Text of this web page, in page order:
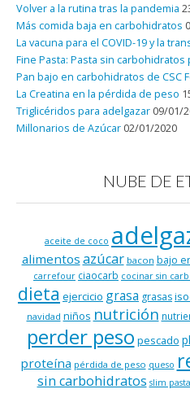
Volver a la rutina tras la pandemia
Más comida baja en carbohidratos
La vacuna para el COVID-19 y la
Fine Pasta: Pasta sin carbohidratos
Pan bajo en carbohidratos de CSC
La Creatina en la pérdida de peso
Triglicéridos para adelgazar 09/01/
Millonarios de Azúcar 02/01/2020
NUBE DE
aceite de coco
alimentos azúcar bacon bajo
carrefour ciaocarb cocinar sin
dieta ejercicio grasa grasas
navidad niños nutrición
perder peso pescado
proteína pérdida de peso queso
sin carbohidratos slim pasta